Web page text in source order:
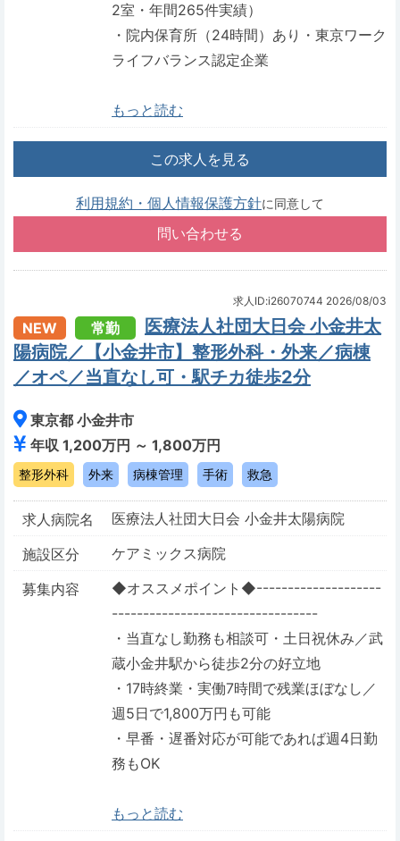
2室・年間265件実績）
・院内保育所（24時間）あり・東京ワーク
ライフバランス認定企業
もっと読む
この求人を見る
利用規約・個人情報保護方針に同意して
求人ID:i26070744 2026/08/03
NEW 常勤
医療法人社団大日会 小金井太
陽病院／【小金井市】整形外科・外来／病棟
／オペ／当直なし可・駅チカ徒歩2分
東京都 小金井市
年収 1,200万円 ～ 1,800万円
整形外科 外来 病棟管理 手術 救急
求人病院名
医療法人社団大日会 小金井太陽病院
施設区分
ケアミックス病院
募集内容
◆オススメポイント◆--------------------
---------------------------------
・当直なし勤務も相談可・土日祝休み／武
蔵小金井駅から徒歩2分の好立地
・17時終業・実働7時間で残業ほぼなし／
週5日で1,800万円も可能
・早番・遅番対応が可能であれば週4日勤
務もOK
もっと読む